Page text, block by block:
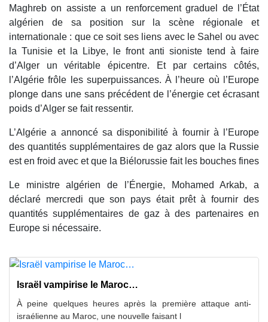
Maghreb on assiste a un renforcement graduel de l’État
algérien de sa position sur la scène régionale et
internationale : que ce soit ses liens avec le Sahel ou avec
la Tunisie et la Libye, le front anti sioniste tend à faire
d’Alger un véritable épicentre. Et par certains côtés,
l’Algérie frôle les superpuissances. À l’heure où l’Europe
plonge dans une sans précédent de l’énergie cet écrasant
poids d’Alger se fait ressentir.
L’Algérie a annoncé sa disponibilité à fournir à l’Europe
des quantités supplémentaires de gaz alors que la Russie
est en froid avec et que la Biélorussie fait les bouches fines
Le ministre algérien de l’Énergie, Mohamed Arkab, a
déclaré mercredi que son pays était prêt à fournir des
quantités supplémentaires de gaz à des partenaires en
Europe si nécessaire.
Israël vampirise le Maroc…
À peine quelques heures après la première attaque anti-
israélienne au Maroc, une nouvelle faisant l